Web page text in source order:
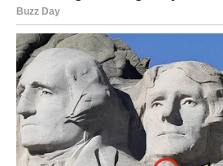
olakšava proces mršavljenja. Ovaj
uspostavljanju ravnoteže između
je ključno za postizanje i održavanje
Izazovi na Putu do
Iako su rezultati koje je Zlata postigla
da put do zdravije ishrane nije bio lak.